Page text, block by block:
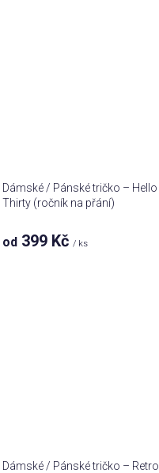
Dámské / Pánské tričko – Hello
Thirty (ročník na přání)
od 399 Kč/ ks
Dámské / Pánské tričko – Retro